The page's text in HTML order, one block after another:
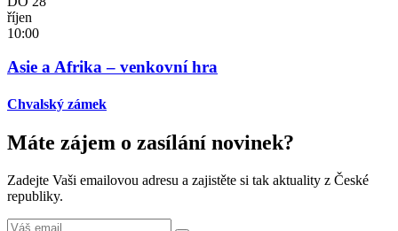
říjen
10:00
Asie a Afrika – venkovní hra
Chvalský zámek
Máte zájem o zasílání novinek?
Zadejte Vaši emailovou adresu a zajistěte si tak aktuality z České
republiky.